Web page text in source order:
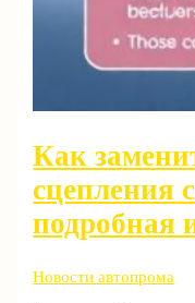
Как
сцепления
подробная
Новости автопрома